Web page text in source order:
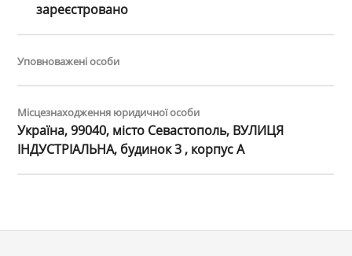
зареєстровано
Уповноважені особи
Місцезнаходження юридичної особи
Україна, 99040, місто Севастополь, ВУЛИЦЯ
ІНДУСТРІАЛЬНА, будинок 3 , корпус А